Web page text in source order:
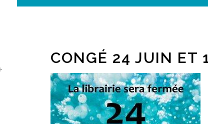
CONGÉ 24 JUIN ET